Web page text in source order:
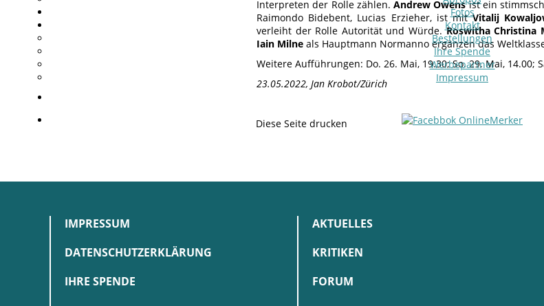
Fotos
Kontakt
Bestellungen
Ihre Spende
Werbepartner
Impressum
Interpreten der Rolle zählen. Andrew Owensist ein
Raimondo Bidebent, Lucias Erzieher, ist mitVitalij
verleiht der Rolle Autorität und Würde.Roswitha Christina
Iain Milne als Hauptmann Normanno ergänzen das
Weitere Aufführungen: Do. 26. Mai, 19.30; So. 29. Mai, 14.00;
23.05.2022, Jan Krobot/Zürich
Diese Seite drucken
IMPRESSUM
DATENSCHUTZERKLÄRUNG
IHRE SPENDE
AKTUELLES
KRITIKEN
FORUM